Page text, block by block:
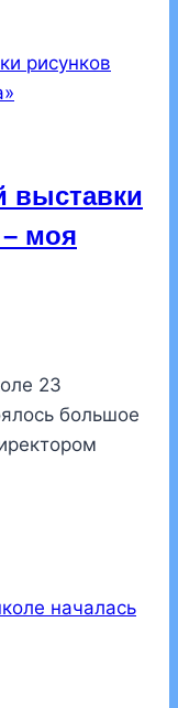
выставки
моя
23
большое